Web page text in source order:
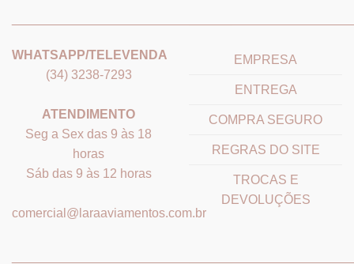
WHATSAPP/TELEVENDA
(34) 3238-7293
ATENDIMENTO
Seg a Sex das 9 às 18
horas
Sáb das 9 às 12 horas
comercial@laraaviamentos.com.br
EMPRESA
ENTREGA
COMPRA SEGURO
REGRAS DO SITE
TROCAS E
DEVOLUÇÕES